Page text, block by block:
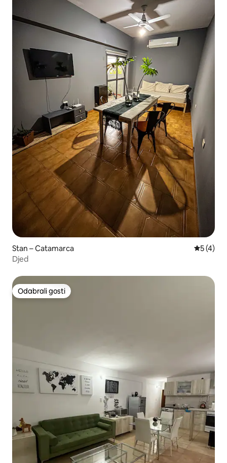
Stan – Catamarca
5 (4)
Djed
Odabrali gosti
Odabrali gosti